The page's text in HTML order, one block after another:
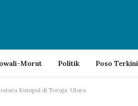
Morut Politik Poso Terkini
Kumpul di Toraja Utara